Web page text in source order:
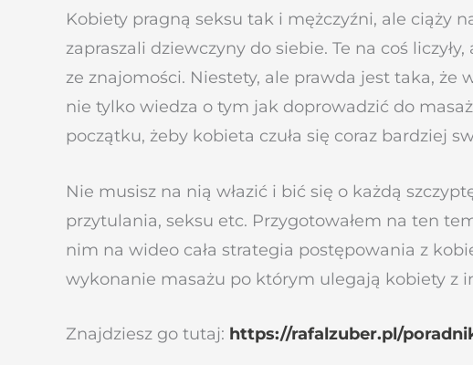
Kobiety pragną seksu tak i mężczyźni, ale ciąży
zapraszali dziewczyny do siebie. Te na coś
ze znajomości. Niestety, ale prawda jest taka, że
nie tylko wiedza o tym jak doprowadzić do
początku, żeby kobieta czuła się coraz bardziej
Nie musisz na nią włazić i bić się o każdą
przytulania, seksu etc. Przygotowałem na ten
nim na wideo cała strategia postępowania z
wykonanie masażu po którym ulegają kobiety z
Znajdziesz go tutaj: https://rafalzuber.pl/